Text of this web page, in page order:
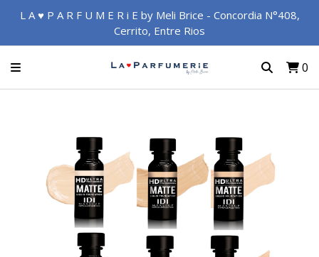
L A ♥ P A R F U M E R i E by Meli Brice - Concordia N°408,
Cerrito, Entre Rios
0